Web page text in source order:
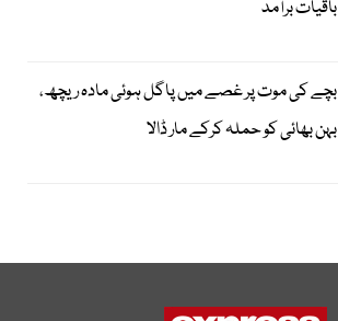
باقیات برآمد
بچے کی موت پر غصے میں پاگل ہوئی مادہ ریچھ،
بہن بھائی کو حملہ کرکے مار ڈالا